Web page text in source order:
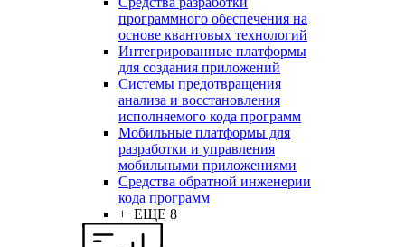
программного обеспечения на
основе квантовых технологий
Интегрированные платформы
для создания приложений
Системы предотвращения
анализа и восстановления
исполняемого кода программ
Мобильные платформы для
разработки и управления
мобильными приложениями
Средства обратной инженерии
кода программ
+ ЕЩЕ 8